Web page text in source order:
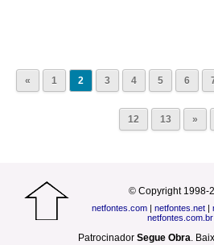
« 1 2 3 4 5 6
12 13 »
© Copyright 1998-
netfontes.com | netfontes.net |
netfontes.com.br
Patrocinador Segue Obra.